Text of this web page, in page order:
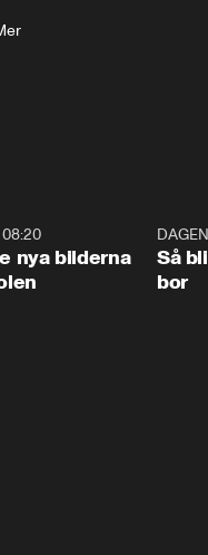
nya bilderna
Så
bor